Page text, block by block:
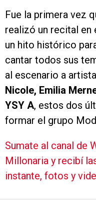
Fue la primera vez
realizó un recital en
un hito histórico
cantar todos sus
al escenario a
Nicole, Emilia
YSY A, estos dos
formar el grupo
Sumate al canal de
Millonaria y recibí
instante, fotos y